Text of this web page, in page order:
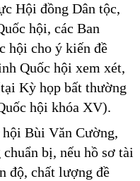
Hội đồng Dân tộc,
hội, các Ban
hội cho ý kiến đề
Quốc hội xem xét,
Kỳ họp bất thường
hội khóa XV).
Bùi Văn Cường,
bị, nếu hồ sơ tài
độ, chất lượng đề